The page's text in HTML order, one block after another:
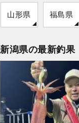
山形県 福島県
新潟県の最新釣果